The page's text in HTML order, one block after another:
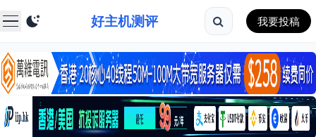
好主机测评 我要投稿